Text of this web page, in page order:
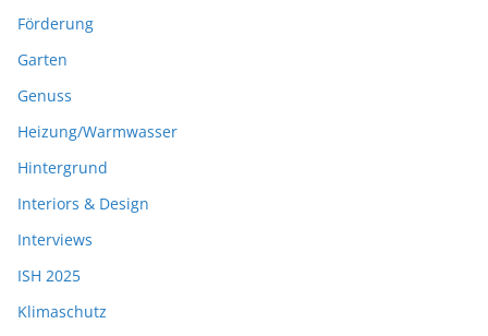
Förderung
Garten
Genuss
Heizung/Warmwasser
Hintergrund
Interiors & Design
Interviews
ISH 2025
Klimaschutz